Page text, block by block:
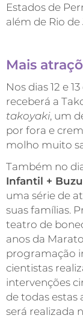
Estados de
além de Rio de
Mais
Nos dias 12 e
receberá a
takoyaki, um
por fora e
molho muito
Também no dia
Infantil +
uma série de
suas famílias.
teatro de
anos da
programação
cientistas
intervenções
de todas estas
será realizada